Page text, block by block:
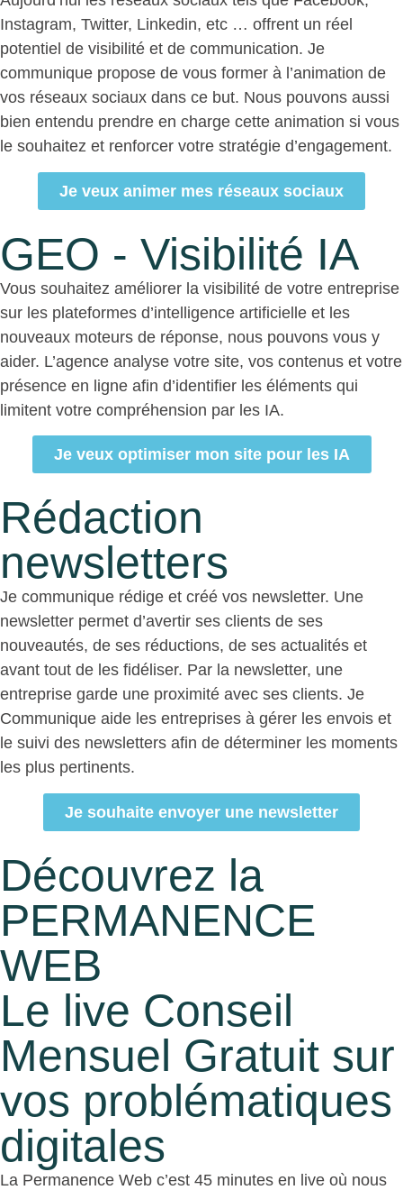
Instagram, Twitter, Linkedin, etc … offrent un réel
potentiel de visibilité et de communication. Je
communique propose de vous former à l’animation de
vos réseaux sociaux dans ce but. Nous pouvons aussi
bien entendu prendre en charge cette animation si vous
le souhaitez et renforcer votre stratégie d’engagement.
Je veux animer mes réseaux sociaux
GEO - Visibilité IA
Vous souhaitez améliorer la visibilité de votre entreprise
sur les plateformes d’intelligence artificielle et les
nouveaux moteurs de réponse, nous pouvons vous y
aider. L’agence analyse votre site, vos contenus et votre
présence en ligne afin d’identifier les éléments qui
limitent votre compréhension par les IA.
Je veux optimiser mon site pour les IA
Rédaction
newsletters
Je communique rédige et créé vos newsletter. Une
newsletter permet d’avertir ses clients de ses
nouveautés, de ses réductions, de ses actualités et
avant tout de les fidéliser. Par la newsletter, une
entreprise garde une proximité avec ses clients. Je
Communique aide les entreprises à gérer les envois et
le suivi des newsletters afin de déterminer les moments
les plus pertinents.
Je souhaite envoyer une newsletter
Découvrez la
PERMANENCE
WEB
Le live Conseil
Mensuel Gratuit sur
vos problématiques
digitales
La Permanence Web c’est 45 minutes en live où nous